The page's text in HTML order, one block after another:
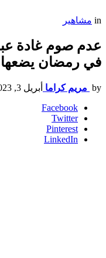
in مشاهير
عدم صوم غادة
في رمضان
by مريم كراما أبريل 3, 2023, 4:37 م
Facebook
Twitter
Pinterest
LinkedIn